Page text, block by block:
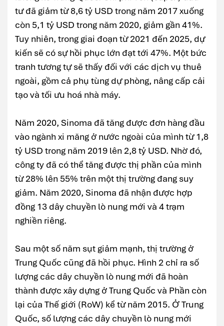
tư đã giảm từ 8,6 tỷ USD trong năm 2017 xuống
còn 5,1 tỷ USD trong năm 2020, giảm gần 41%.
Tuy nhiên, trong giai đoạn từ 2021 đến 2025, dự
kiến sẽ có sự hồi phục lớn đạt tới 47%. Một bức
tranh tương tự sẽ thấy đối với các dịch vụ thuê
ngoài, gồm cả phụ tùng dự phòng, nâng cấp cải
tạo và tối ưu hoá nhà máy.
Năm 2020, Sinoma đã tăng được đơn hàng đầu
vào ngành xi măng ở nước ngoài của mình từ 1,8
tỷ USD trong năm 2019 lên 2,8 tỷ USD. Nhờ đó,
công ty đã có thể tăng được thị phần của mình
từ 28% lên 55% trên một thị trường đang suy
giảm. Năm 2020, Sinoma đã nhận được hợp
đồng 13 dây chuyền lò nung mới và 4 trạm
nghiền riêng.
Sau một số năm sụt giảm mạnh, thị trường ở
Trung Quốc cũng đã hồi phục. Hình 2 chỉ ra số
lượng các dây chuyền lò nung mới đã hoàn
thành được xây dựng ở Trung Quốc và Phần còn
lại của Thế giới (RoW) kể từ năm 2015. Ở Trung
Quốc, số lượng các dây chuyền lò nung mới